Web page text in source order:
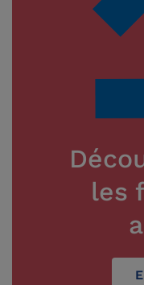
les